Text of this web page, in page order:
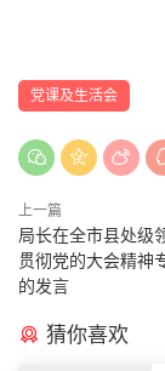
党课及生活会
上一篇
局长在全市县处级
贯彻党的大会精神
的发言
猜你喜欢